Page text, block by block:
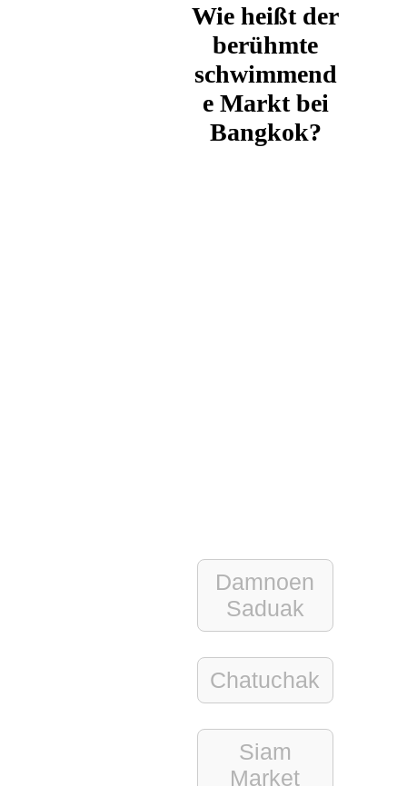
Wie heißt der
berühmte
schwimmend
e Markt bei
Bangkok?
Damnoen
Saduak
Chatuchak
Siam
Market